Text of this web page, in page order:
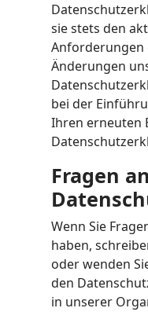
sie stets den
Änderungen
bei der
Ihren erneuten
Fragen
Wenn Sie
haben,
oder wenden
den
in unserer